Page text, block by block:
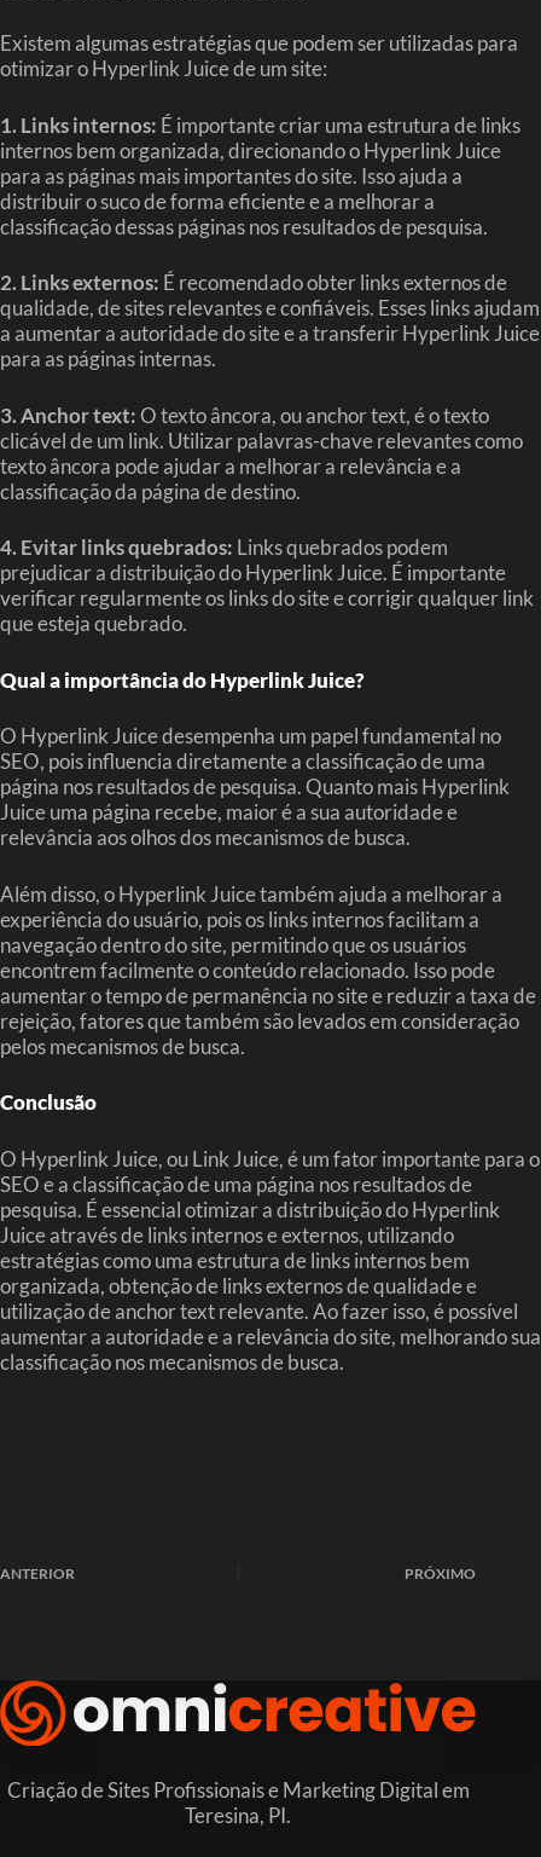
Existem algumas estratégias que podem ser utilizadas para
otimizar o Hyperlink Juice de um site:
1. Links internos: É importante criar uma estrutura de links
internos bem organizada, direcionando o Hyperlink Juice
para as páginas mais importantes do site. Isso ajuda a
distribuir o suco de forma eficiente e a melhorar a
classificação dessas páginas nos resultados de pesquisa.
2. Links externos: É recomendado obter links externos de
qualidade, de sites relevantes e confiáveis. Esses links ajudam
a aumentar a autoridade do site e a transferir Hyperlink Juice
para as páginas internas.
3. Anchor text:O texto âncora, ou anchor text, é o texto
clicável de um link. Utilizar palavras-chave relevantes como
texto âncora pode ajudar a melhorar a relevância e a
classificação da página de destino.
4. Evitar links quebrados: Links quebrados podem
prejudicar a distribuição do Hyperlink Juice. É importante
verificar regularmente os links do site e corrigir qualquer link
que esteja quebrado.
Qual a importância do Hyperlink Juice?
O Hyperlink Juice desempenha um papel fundamental no
SEO, pois influencia diretamente a classificação de uma
página nos resultados de pesquisa. Quanto mais Hyperlink
Juice uma página recebe, maior é a sua autoridade e
relevância aos olhos dos mecanismos de busca.
Além disso, o Hyperlink Juice também ajuda a melhorar a
experiência do usuário, pois os links internos facilitam a
navegação dentro do site, permitindo que os usuários
encontrem facilmente o conteúdo relacionado. Isso pode
aumentar o tempo de permanência no site e reduzir a taxa de
rejeição, fatores que também são levados em consideração
pelos mecanismos de busca.
Conclusão
O Hyperlink Juice, ou Link Juice, é um fator importante para o
SEO e a classificação de uma página nos resultados de
pesquisa. É essencial otimizar a distribuição do Hyperlink
Juice através de links internos e externos, utilizando
estratégias como uma estrutura de links internos bem
organizada, obtenção de links externos de qualidade e
utilização de anchor text relevante. Ao fazer isso, é possível
aumentar a autoridade e a relevância do site, melhorando sua
classificação nos mecanismos de busca.
ANTERIOR PRÓXIMO
Criação de Sites Profissionais e Marketing Digital em
Teresina, PI.